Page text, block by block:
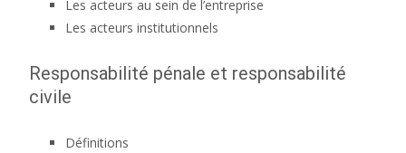
Les acteurs au sein de l’entreprise
Les acteurs institutionnels
Responsabilité pénale et responsabilité
civile
Définitions